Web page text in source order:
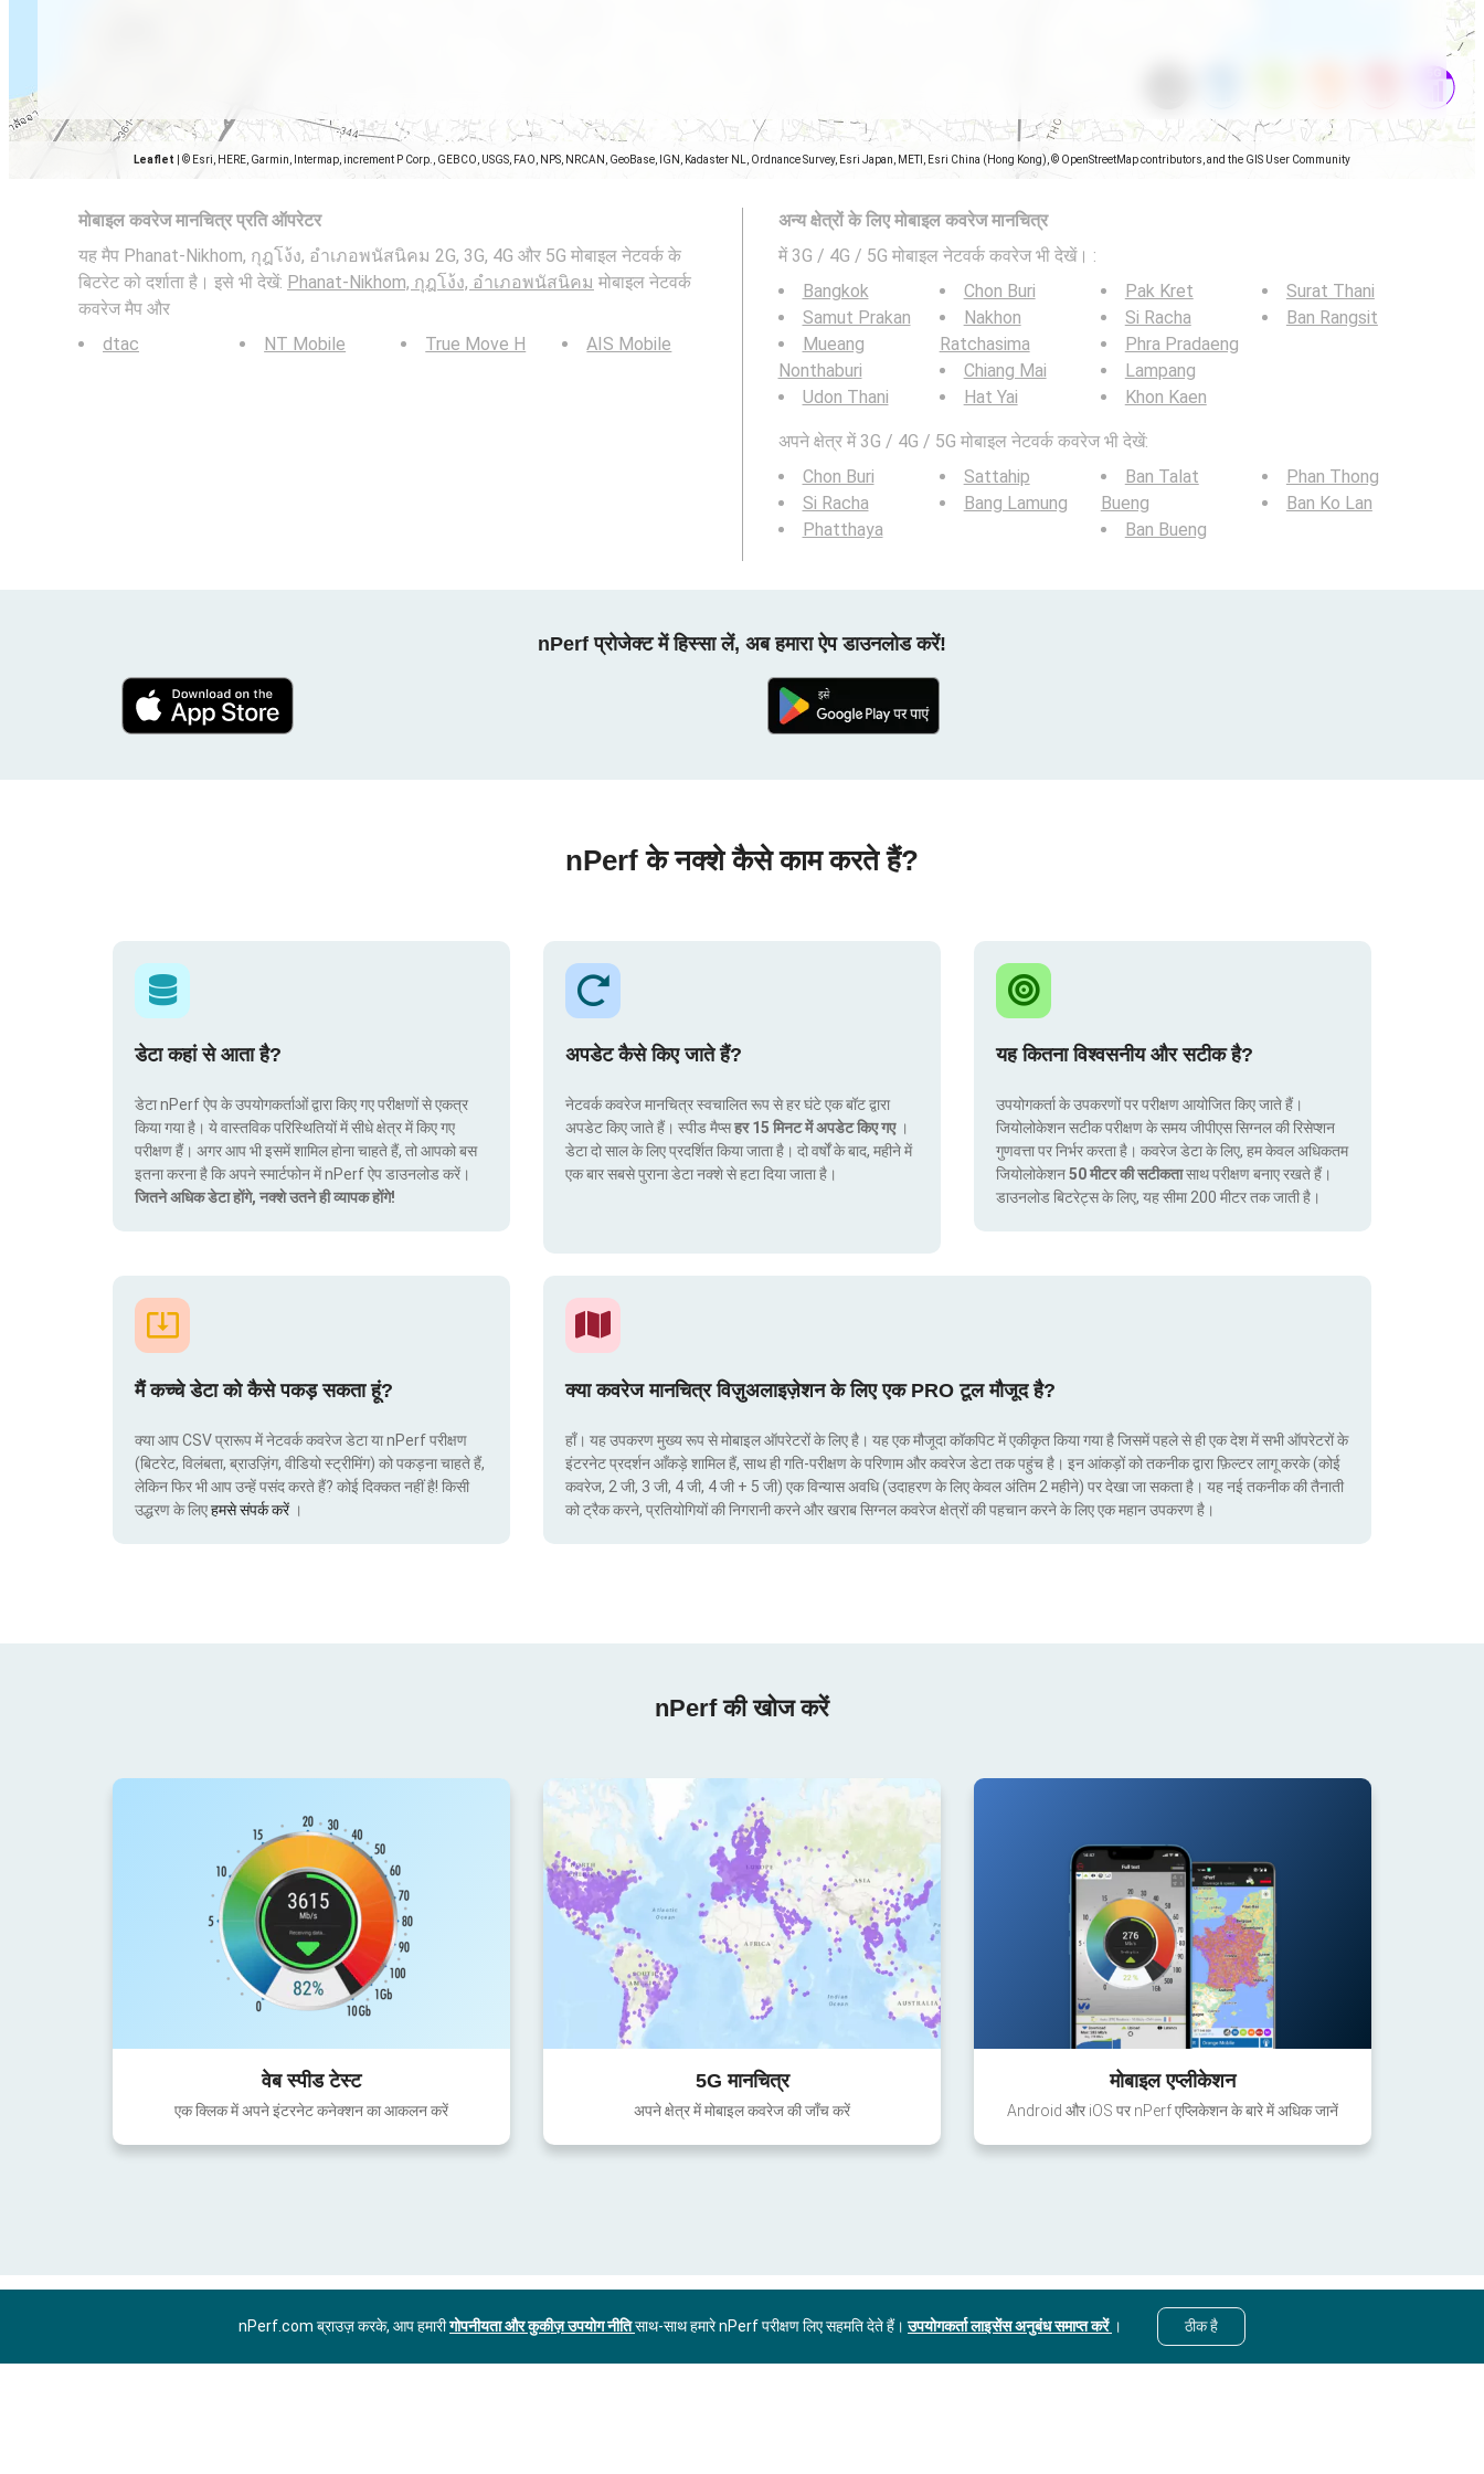
Leaflet © Esri, HERE, Garmin, Intermap, increment P Corp., GEBCO, USGS, FAO, NPS, NRCAN, GeoBase, IGN, Kadaster NL, Ordnance Survey, Esri Japan, METI, Esri China (Hong Kong), © OpenStreetMap contributors, and the GIS User Community
मोबाइल कवरेज मानचित्र प्रति ऑपरेटर
यह मैप Phanat-Nikhom, กุฎโง้ง, อำเภอพนัสนิคม 2G, 3G, 4G और 5G मोबाइल नेटवर्क के
बिटरेट को दर्शाता है। इसे भी देखें: Phanat-Nikhom, กุฎโง้ง, อำเภอพนัสนิคม मोबाइल नेटवर्क
कवरेज मैप और
dtac
NT Mobile True Move H AIS Mobile
अन्य क्षेत्रों के लिए मोबाइल कवरेज मानचित्र
में 3G / 4G / 5G मोबाइल नेटवर्क कवरेज भी देखें। :
Bangkok
Samut Prakan
Mueang
Nonthaburi
Udon Thani
Chon Buri
Nakhon
Ratchasima
Chiang Mai
Hat Yai
Pak Kret
Si Racha
Phra Pradaeng
Lampang
Khon Kaen
Surat Thani
Ban Rangsit
अपने क्षेत्र में 3G / 4G / 5G मोबाइल नेटवर्क कवरेज भी देखें:
Chon Buri
Si Racha
Phatthaya
Sattahip
Bang Lamung
Ban Talat
Bueng
Ban Bueng
Phan Thong
Ban Ko Lan
nPerf प्रोजेक्ट में हिस्सा लें, अब हमारा ऐप डाउनलोड करें!
nPerf के नक्शे कैसे काम करते हैं?
डेटा कहां से आता है?
डेटा nPerf ऐप के उपयोगकर्ताओं द्वारा किए गए परीक्षणों से एकत्र
किया गया है। ये वास्तविक परिस्थितियों में सीधे क्षेत्र में किए गए
परीक्षण हैं। अगर आप भी इसमें शामिल होना चाहते हैं, तो आपको बस
इतना करना है कि अपने स्मार्टफोन में nPerf ऐप डाउनलोड करें।
जितने अधिक डेटा होंगे, नक्शे उतने ही व्यापक होंगे!
अपडेट कैसे किए जाते हैं?
नेटवर्क कवरेज मानचित्र स्वचालित रूप से हर घंटे एक बॉट द्वारा
अपडेट किए जाते हैं। स्पीड मैप्सहर 15 मिनट में अपडेट किए गए ।
डेटा दो साल के लिए प्रदर्शित किया जाता है। दो वर्षों के बाद, महीने में
एक बार सबसे पुराना डेटा नक्शे से हटा दिया जाता है।
यह कितना विश्वसनीय और सटीक है?
उपयोगकर्ता के उपकरणों पर परीक्षण आयोजित किए जाते हैं।
जियोलोकेशन सटीक परीक्षण के समय जीपीएस सिग्नल की रिसेप्शन
गुणवत्ता पर निर्भर करता है। कवरेज डेटा के लिए, हम केवल अधिकतम
जियोलोकेशन50 मीटर की सटीकतासाथ परीक्षण बनाए रखते हैं।
डाउनलोड बिटरेट्स के लिए, यह सीमा 200 मीटर तक जाती है।
मैं कच्चे डेटा को कैसे पकड़ सकता हूं?
क्या आप CSV प्रारूप में नेटवर्क कवरेज डेटा या nPerf परीक्षण
(बिटरेट, विलंबता, ब्राउज़िंग, वीडियो स्ट्रीमिंग) को पकड़ना चाहते हैं,
लेकिन फिर भी आप उन्हें पसंद करते हैं? कोई दिक्कत नहीं है! किसी
उद्धरण के लिएहमसे संपर्क करें ।
क्या कवरेज मानचित्र विज़ुअलाइज़ेशन के लिए एक PRO टूल मौजूद है?
हाँ। यह उपकरण मुख्य रूप से मोबाइल ऑपरेटरों के लिए है। यह एक मौजूदा कॉकपिट में एकीकृत किया गया है जिसमें पहले से ही एक देश में सभी ऑपरेटरों के
इंटरनेट प्रदर्शन आँकड़े शामिल हैं, साथ ही गति-परीक्षण के परिणाम और कवरेज डेटा तक पहुंच है। इन आंकड़ों को तकनीक द्वारा फ़िल्टर लागू करके (कोई
कवरेज, 2 जी, 3 जी, 4 जी, 4 जी + 5 जी) एक विन्यास अवधि (उदाहरण के लिए केवल अंतिम 2 महीने) पर देखा जा सकता है। यह नई तकनीक की तैनाती
को ट्रैक करने, प्रतियोगियों की निगरानी करने और खराब सिग्नल कवरेज क्षेत्रों की पहचान करने के लिए एक महान उपकरण है।
nPerf की खोज करें
वेब स्पीड टेस्ट
एक क्लिक में अपने इंटरनेट कनेक्शन का आकलन करें
5G मानचित्र
अपने क्षेत्र में मोबाइल कवरेज की जाँच करें
मोबाइल एप्लीकेशन
Android और iOS पर nPerf एप्लिकेशन के बारे में अधिक जानें
nPerf.com ब्राउज़ करके, आप हमारीगोपनीयता और कुकीज़ उपयोग नीतिसाथ-साथ हमारे nPerf परीक्षण लिए सहमति देते हैं।उपयोगकर्ता लाइसेंस अनुबंध समाप्त करें । ठीक है